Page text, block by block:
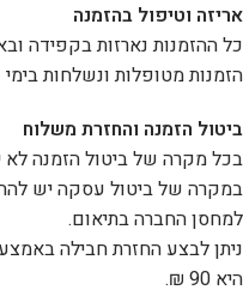
אריזה וטיפול בהזמנה
כל ההזמנות נארזות בקפידה
הזמנות מטופלות ונשלחות
ביטול הזמנה והחזרת משלוח
בכל מקרה של ביטול הזמנה לא
במקרה של ביטול עסקה יש
למחסן החברה בתיאום.
ניתן לבצע החזרת חבילה
היא 90 ₪.